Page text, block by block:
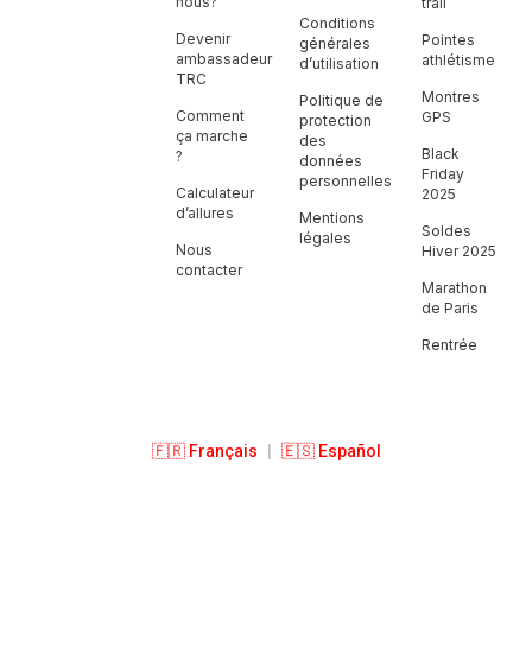
Devenir
ambassadeur
TRC
Comment
ça marche
?
Calculateur
d’allures
Nous
contacter
Conditions
générales
d’utilisation
Politique de
protection
des
données
personnelles
Mentions
légales
Pointes
athlétisme
Montres
GPS
Black
Friday
2025
Soldes
Hiver 2025
Marathon
de Paris
Rentrée
🇫🇷 Français 🇪🇸 Español